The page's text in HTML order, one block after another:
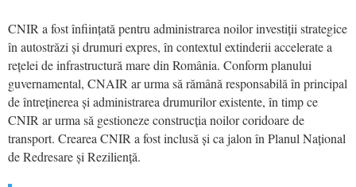
CNIR a fost înființată pentru administrarea noilor investiții strategice
în autostrăzi și drumuri expres, în contextul extinderii accelerate a
rețelei de infrastructură mare din România. Conform planului
guvernamental, CNAIR ar urma să rămână responsabilă în principal
de întreținerea și administrarea drumurilor existente, în timp ce
CNIR ar urma să gestioneze construcția noilor coridoare de
transport. Crearea CNIR a fost inclusă și ca jalon în Planul Național
de Redresare și Reziliență.